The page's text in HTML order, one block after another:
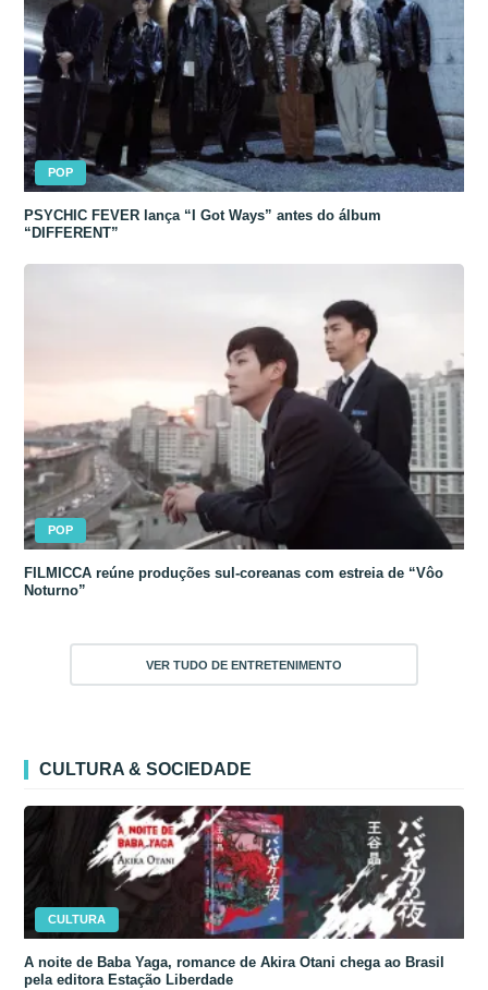
POP
PSYCHIC FEVER lança “I Got Ways” antes do álbum
“DIFFERENT”
POP
FILMICCA reúne produções sul-coreanas com estreia de “Vôo
Noturno”
VER TUDO DE ENTRETENIMENTO
CULTURA & SOCIEDADE
CULTURA
A noite de Baba Yaga, romance de Akira Otani chega ao Brasil
pela editora Estação Liberdade